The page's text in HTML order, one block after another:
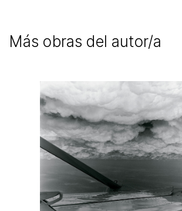
Más obras del autor/a